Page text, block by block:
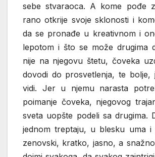
sebe stvaraoca. A kome pođe
rano otkrije svoje sklonosti i
da se pronađe u kreativnom i
lepotom i što se može drugima
nije na njegovu štetu, čoveka
dovodi do prosvetlenja, te bolje,
vidi. Jer u njemu narasta
poimanje čoveka, njegovog
sveta uopšte podeli sa drugima.
jednom treptaju, u blesku uma i
zenovski, kratko, jasno, a